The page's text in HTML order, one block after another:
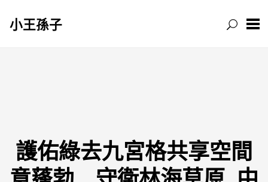
小王孫子
護佑綠去九宮格共享空間